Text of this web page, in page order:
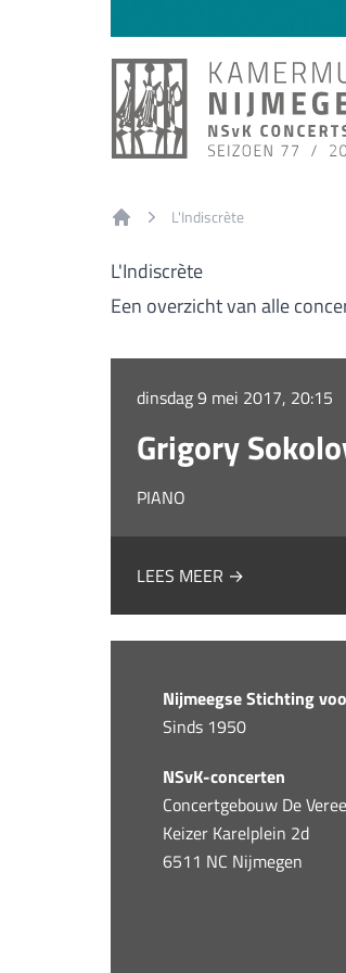
L'Indiscrète
L'Indiscrète
Een overzicht van alle
dinsdag 9 mei 2017, 20:15
Grigory
PIANO
LEES MEER →
Nijmeegse Stichting
Sinds 1950
NSvK-concerten
Concertgebouw De
Keizer Karelplein 2d
6511 NC Nijmegen